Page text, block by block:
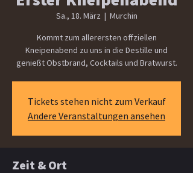
Sa., 18. März
  |
Murchin
Kommt zum allerersten offziellen
Kneipenabend zu uns in die Destille und
genießt Obstbrand, Cocktails und Bratwurst.
Tickets stehen nicht zum Verkauf
Andere Veranstaltungen ansehen
Zeit & Ort